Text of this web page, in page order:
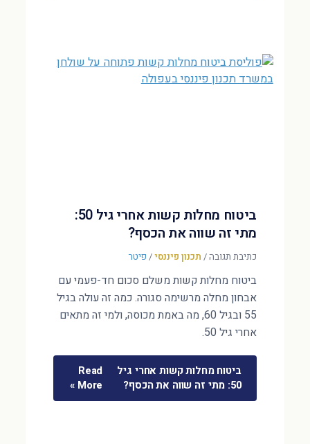
ביטוח מחלות קשות אחרי גיל 50:
מתי זה שווה את הכסף?
כתיבת תגובה/ תכנון פיננסי/ פיטר
ביטוח מחלות קשות משלם סכום חד-פעמי עם
אבחון מחלה מרשימה סגורה. כמה זה עולה בגיל
55 ובגיל 60, מה באמת מכוסה, ולמי זה מתאים
אחרי גיל 50.
ביטוח מחלות קשות אחרי גיל
50: מתי זה שווה את הכסף?
Read
More »